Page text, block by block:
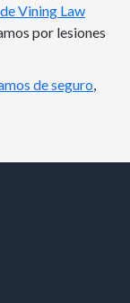
Vining Law
por lesiones
de seguro